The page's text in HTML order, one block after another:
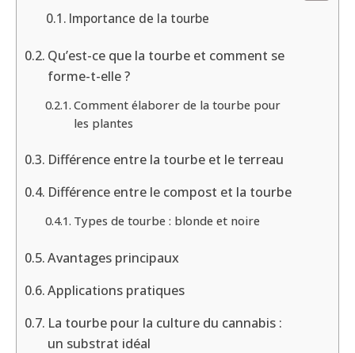
Importance de la tourbe
Qu’est-ce que la tourbe et comment se
forme-t-elle ?
Comment élaborer de la tourbe pour
les plantes
Différence entre la tourbe et le terreau
Différence entre le compost et la tourbe
Types de tourbe : blonde et noire
Avantages principaux
Applications pratiques
La tourbe pour la culture du cannabis :
un substrat idéal